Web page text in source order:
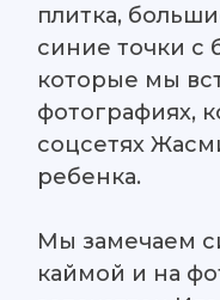
плитка,
синие точки с
которые мы
фотографиях,
соцсетях
ребенка.
Мы замечаем
каймой и на